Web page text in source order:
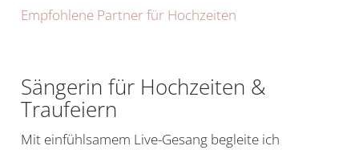
Empfohlene Partner für Hochzeiten
Sängerin für Hochzeiten &
Traufeiern
Mit einfühlsamem Live-Gesang begleite ich